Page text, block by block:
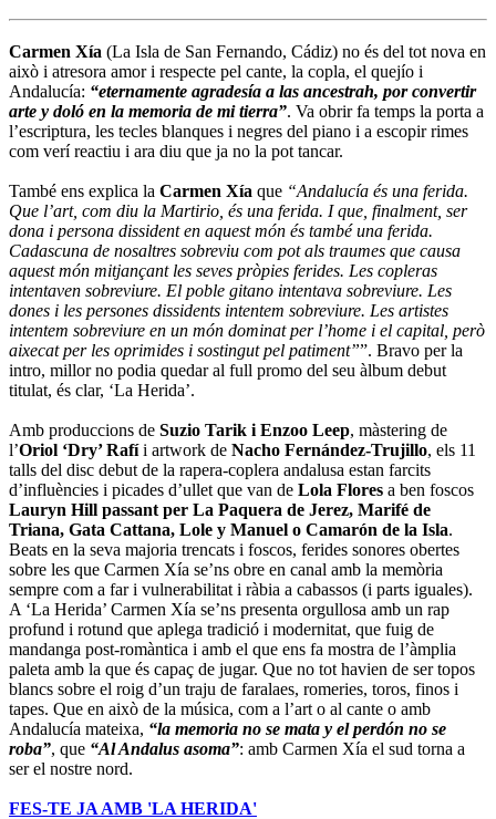
Carmen Xía (La Isla de San Fernando, Cádiz) no és del tot nova en
això i atresora amor i respecte pel cante, la copla, el quejío i
Andalucía: “eternamente agradesía a las ancestrah, por convertir
arte y doló en la memoria de mi tierra”. Va obrir fa temps la porta a
l’escriptura, les tecles blanques i negres del piano i a escopir rimes
com verí reactiu i ara diu que ja no la pot tancar.
També ens explica la Carmen Xía que “Andalucía és una ferida.
Que l’art, com diu la Martirio, és una ferida. I que, finalment, ser
dona i persona dissident en aquest món és també una ferida.
Cadascuna de nosaltres sobreviu com pot als traumes que causa
aquest món mitjançant les seves pròpies ferides. Les copleras
intentaven sobreviure. El poble gitano intentava sobreviure. Les
dones i les persones dissidents intentem sobreviure. Les artistes
intentem sobreviure en un món dominat per l’home i el capital, però
aixecat per les oprimides i sostingut pel patiment””. Bravo per la
intro, millor no podia quedar al full promo del seu àlbum debut
titulat, és clar, ‘La Herida’.
Amb produccions de Suzio Tarik i Enzoo Leep, màstering de
l’Oriol ‘Dry’ Rafíi artwork de Nacho Fernández-Trujillo, els 11
talls del disc debut de la rapera-coplera andalusa estan farcits
d’influències i picades d’ullet que van de Lola Flores a ben foscos
Lauryn Hill passant per La Paquera de Jerez, Marifé de
Triana, Gata Cattana, Lole y Manuel o Camarón de la Isla.
Beats en la seva majoria trencats i foscos, ferides sonores obertes
sobre les que Carmen Xía se’ns obre en canal amb la memòria
sempre com a far i vulnerabilitat i ràbia a cabassos (i parts iguales).
A ‘La Herida’ Carmen Xía se’ns presenta orgullosa amb un rap
profund i rotund que aplega tradició i modernitat, que fuig de
mandanga post-romàntica i amb el que ens fa mostra de l’àmplia
paleta amb la que és capaç de jugar. Que no tot havien de ser topos
blancs sobre el roig d’un traju de faralaes, romeries, toros, finos i
tapes. Que en això de la música, com a l’art o al cante o amb
Andalucía mateixa, “la memoria no se mata y el perdón no se
roba”, que “Al Andalus asoma”: amb Carmen Xía el sud torna a
ser el nostre nord.
FES-TE JA AMB 'LA HERIDA'